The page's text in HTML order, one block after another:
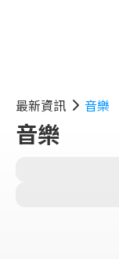
最新資訊 音樂
音樂